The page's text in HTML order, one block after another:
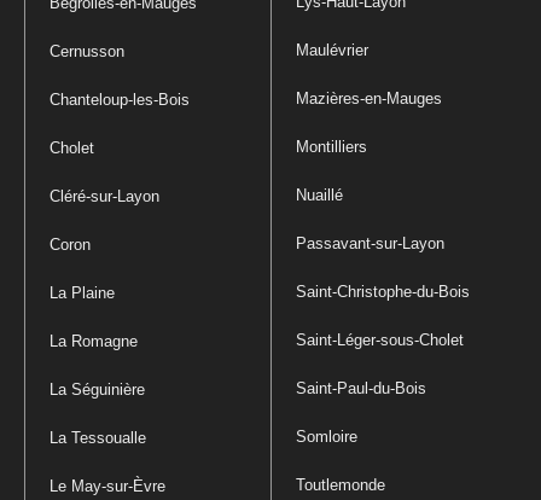
Cernusson
Chanteloup-les-Bois
Cholet
Cléré-sur-Layon
Coron
La Plaine
La Romagne
La Séguinière
La Tessoualle
Le May-sur-Èvre
Maulévrier
Mazières-en-Mauges
Montilliers
Nuaillé
Passavant-sur-Layon
Saint-Christophe-du-Bois
Saint-Léger-sous-Cholet
Saint-Paul-du-Bois
Somloire
Toutlemonde